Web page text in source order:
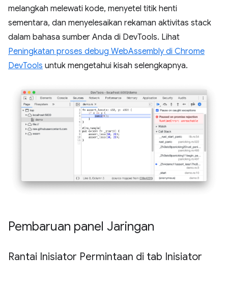
melangkah melewati kode, menyetel titik henti
sementara, dan menyelesaikan rekaman aktivitas stack
dalam bahasa sumber Anda di DevTools. Lihat
Peningkatan proses debug WebAssembly di Chrome
DevTools untuk mengetahui kisah selengkapnya.
Pembaruan panel Jaringan
Rantai Inisiator Permintaan di tab Inisiator